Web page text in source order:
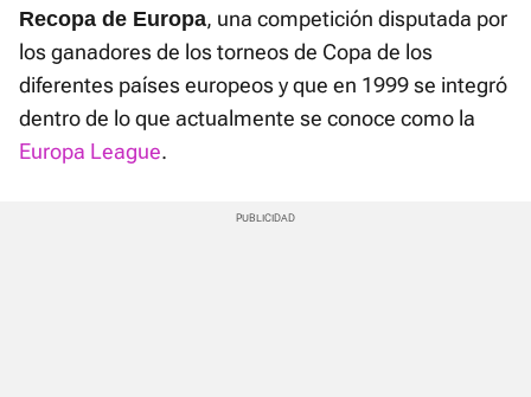
Recopa de Europa, una competición disputada por
los ganadores de los torneos de Copa de los
diferentes países europeos y que en 1999 se integró
dentro de lo que actualmente se conoce como la
Europa League.